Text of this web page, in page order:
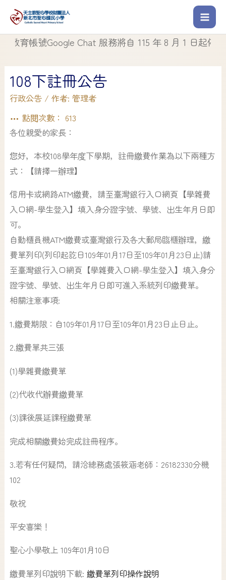
號Google Chat 服務將自 115 年 8 月 1 日起停止使用
108下註冊公告
行政公告/ 作者: 管理者
點閱次數： 613
各位親愛的家長：
您好，本校108學年度下學期，註冊繳費作業為以下兩種方
式：【請擇一辦理】
信用卡或網路ATM繳費，請至臺灣銀行入口網頁【學雜費
入口網-學生登入】填入身分證字號、學號、出生年月日即
可。
自動櫃員機ATM繳費或臺灣銀行及各大郵局臨櫃辦理，繳
費單列印(列印起訖日109年01月17日至109年01月23日止)請
至臺灣銀行入口網頁【學雜費入口網-學生登入】填入身分
證字號、學號、出生年月日即可進入系統列印繳費單。
相關注意事項:
1.繳費期限：自109年01月17日至109年01月23日止日止。
2.繳費單共三張
(1)學雜費繳費單
(2)代收代辦費繳費單
(3)課後展延課程繳費單
完成相關繳費始完成註冊程序。
3.若有任何疑問，請洽總務處張筱涵老師：26182330分機
102
敬祝
平安喜樂！
聖心小學敬上 109年01月10日
繳費單列印說明下載: 繳費單列印操作說明